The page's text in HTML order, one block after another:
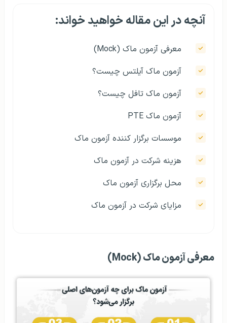
آنچه در این مقاله خواهید خواند:
معرفی آزمون ماک (Mock)
آزمون ماک آیلتس چیست؟
آزمون ماک تافل چیست؟
آزمون ماک PTE
موسسات برگزار کننده آزمون ماک
هزینه شرکت در آزمون ماک
محل برگزاری آزمون ماک
مزایای شرکت در آزمون ماک
معرفی آزمون ماک (Mock)